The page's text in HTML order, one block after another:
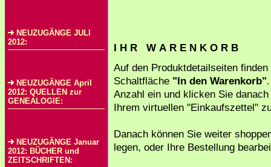
NEUZUGÄNGE JULI
2012:
NEUZUGÄNGE April
2012: QUELLEN zur
GENEALOGIE:
NEUZUGÄNGE Januar
2012: BÜCHER und
ZEITSCHRIFTEN:
I H R W A R E N K O R B
Auf den Produktdetailseiten
Schaltfläche "In den Warenkorb"
Anzahl ein und klicken Sie
Ihrem virtuellen "Einkaufszettel"
Danach können Sie weiter
legen, oder Ihre Bestellung